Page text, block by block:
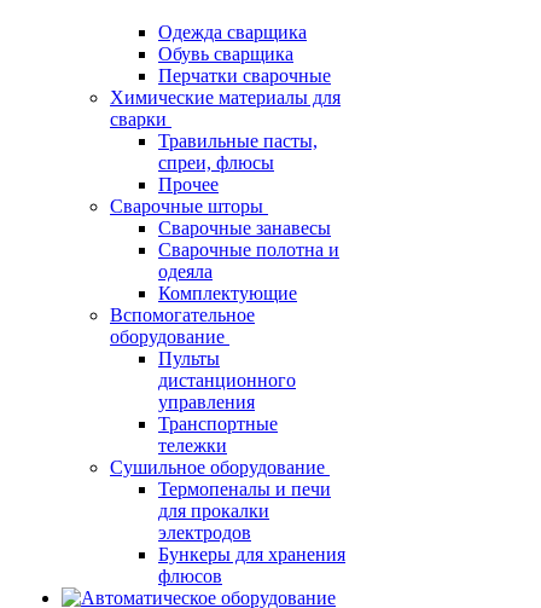
Одежда сварщика
Обувь сварщика
Перчатки сварочные
Химические материалы для
сварки
Травильные пасты,
спреи, флюсы
Прочее
Сварочные шторы
Сварочные занавесы
Сварочные полотна и
одеяла
Комплектующие
Вспомогательное
оборудование
Пульты
дистанционного
управления
Транспортные
тележки
Сушильное оборудование
Термопеналы и печи
для прокалки
электродов
Бункеры для хранения
флюсов